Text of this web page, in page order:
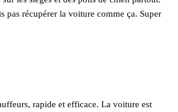
pas récupérer la voiture comme ça. Super
rapide et efficace. La voiture est